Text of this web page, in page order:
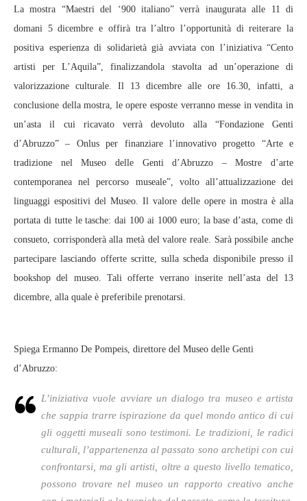
La mostra “Maestri del ‘900 italiano” verrà inaugurata alle 11 di
domani 5 dicembre e offirà tra l’altro l’opportunità di reiterare la
positiva esperienza di solidarietà già avviata con l’iniziativa “Cento
artisti per L’Aquila”, finalizzandola stavolta ad un’operazione di
valorizzazione culturale. Il 13 dicembre alle ore 16.30, infatti, a
conclusione della mostra, le opere esposte verranno messe in vendita in
un’asta il cui ricavato verrà devoluto alla “Fondazione Genti
d’Abruzzo” – Onlus per finanziare l’innovativo progetto “Arte e
tradizione nel Museo delle Genti d’Abruzzo – Mostre d’arte
contemporanea nel percorso museale”, volto all’attualizzazione dei
linguaggi espositivi del Museo. Il valore delle opere in mostra è alla
portata di tutte le tasche: dai 100 ai 1000 euro; la base d’asta, come di
consueto, corrisponderà alla metà del valore reale. Sarà possibile anche
partecipare lasciando offerte scritte, sulla scheda disponibile presso il
bookshop del museo. Tali offerte verrano inserite nell’asta del 13
dicembre, alla quale è preferibile prenotarsi.
Spiega Ermanno De Pompeis, direttore del Museo delle Genti
d’Abruzzo:
L’iniziativa vuole avviare un dialogo tra museo e artista
che sappia trarre ispirazione da quel mondo antico di cui
gli oggetti museali sono testimoni. Le tradizioni, le radici
culturali, l’appartenenza al passato sono archetipi con cui
confrontarsi, ma gli artisti, oltre a questo livello tematico,
possono trovare nel museo un rapporto creativo anche